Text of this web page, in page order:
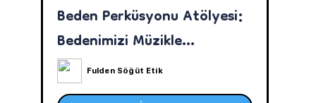
Beden Perküsyonu Atölyesi:
Bedenimizi Müzikle
Buluşturalım! (10-12 Yaş)
Fulden Söğüt Etik